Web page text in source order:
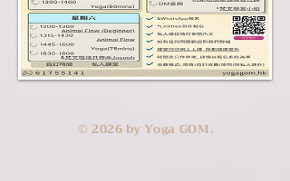
​© 2026 by Yoga GOM.